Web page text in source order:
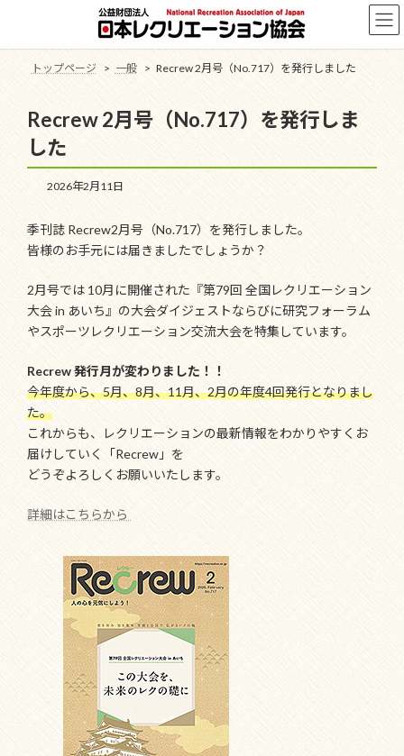
ツ
へ
キ
ッ
シ
ョ
に
移
トップページ 一般 Recrew 2月号（No.717）を発行しました
Recrew 2月号（No.717）を発行しま
した
2026年2月11日
季刊誌 Recrew2月号（No.717）を発行しました。
皆様のお手元には届きましたでしょうか？
2月号では 10月に開催された『第79回 全国レクリエーション
大会 in あいち』の大会ダイジェストならびに研究フォーラム
やスポーツレクリエーション交流大会を特集しています。
Recrew 発行月が変わりました！！
今年度から、5月、8月、11月、2月の年度4回発行となりまし
た。
これからも、レクリエーションの最新情報をわかりやすくお
届けしていく「Recrew」を
どうぞよろしくお願いいたします。
詳細はこちらから